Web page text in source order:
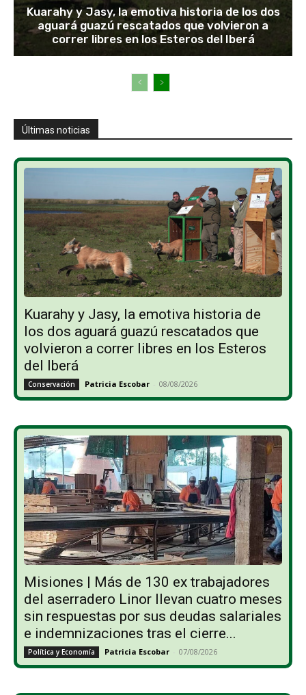
Kuarahy y Jasy, la emotiva historia de los dos
aguará guazú rescatados que volvieron a
correr libres en los Esteros del Iberá
Últimas noticias
Kuarahy y Jasy, la emotiva historia de
los dos aguará guazú rescatados que
volvieron a correr libres en los Esteros
del Iberá
Conservación Patricia Escobar - 08/08/2026
Misiones | Más de 130 ex trabajadores
del aserradero Linor llevan cuatro meses
sin respuestas por sus deudas salariales
e indemnizaciones tras el cierre...
Política y Economía Patricia Escobar - 07/08/2026